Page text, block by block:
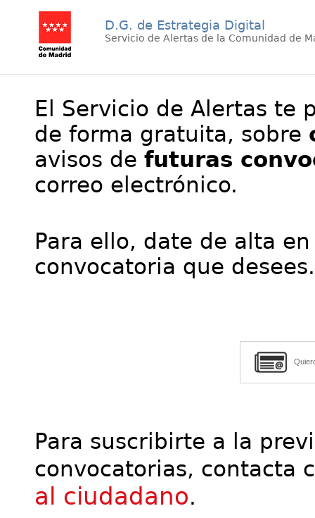
D.G. de Estrategia Digital
Servicio de Alertas de la Comunidad de
El Servicio de Alertas te
de forma gratuita, sobre
avisos de futuras
correo electrónico.
Para ello, date de alta
convocatoria que desees.
Para suscribirte a la
convocatorias, contacta
al ciudadano.